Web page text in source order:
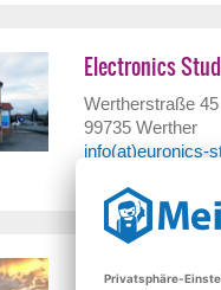
Electronics
Wertherstraße 45
99735 Werther
info(at)euronics-
Otmar Schnee